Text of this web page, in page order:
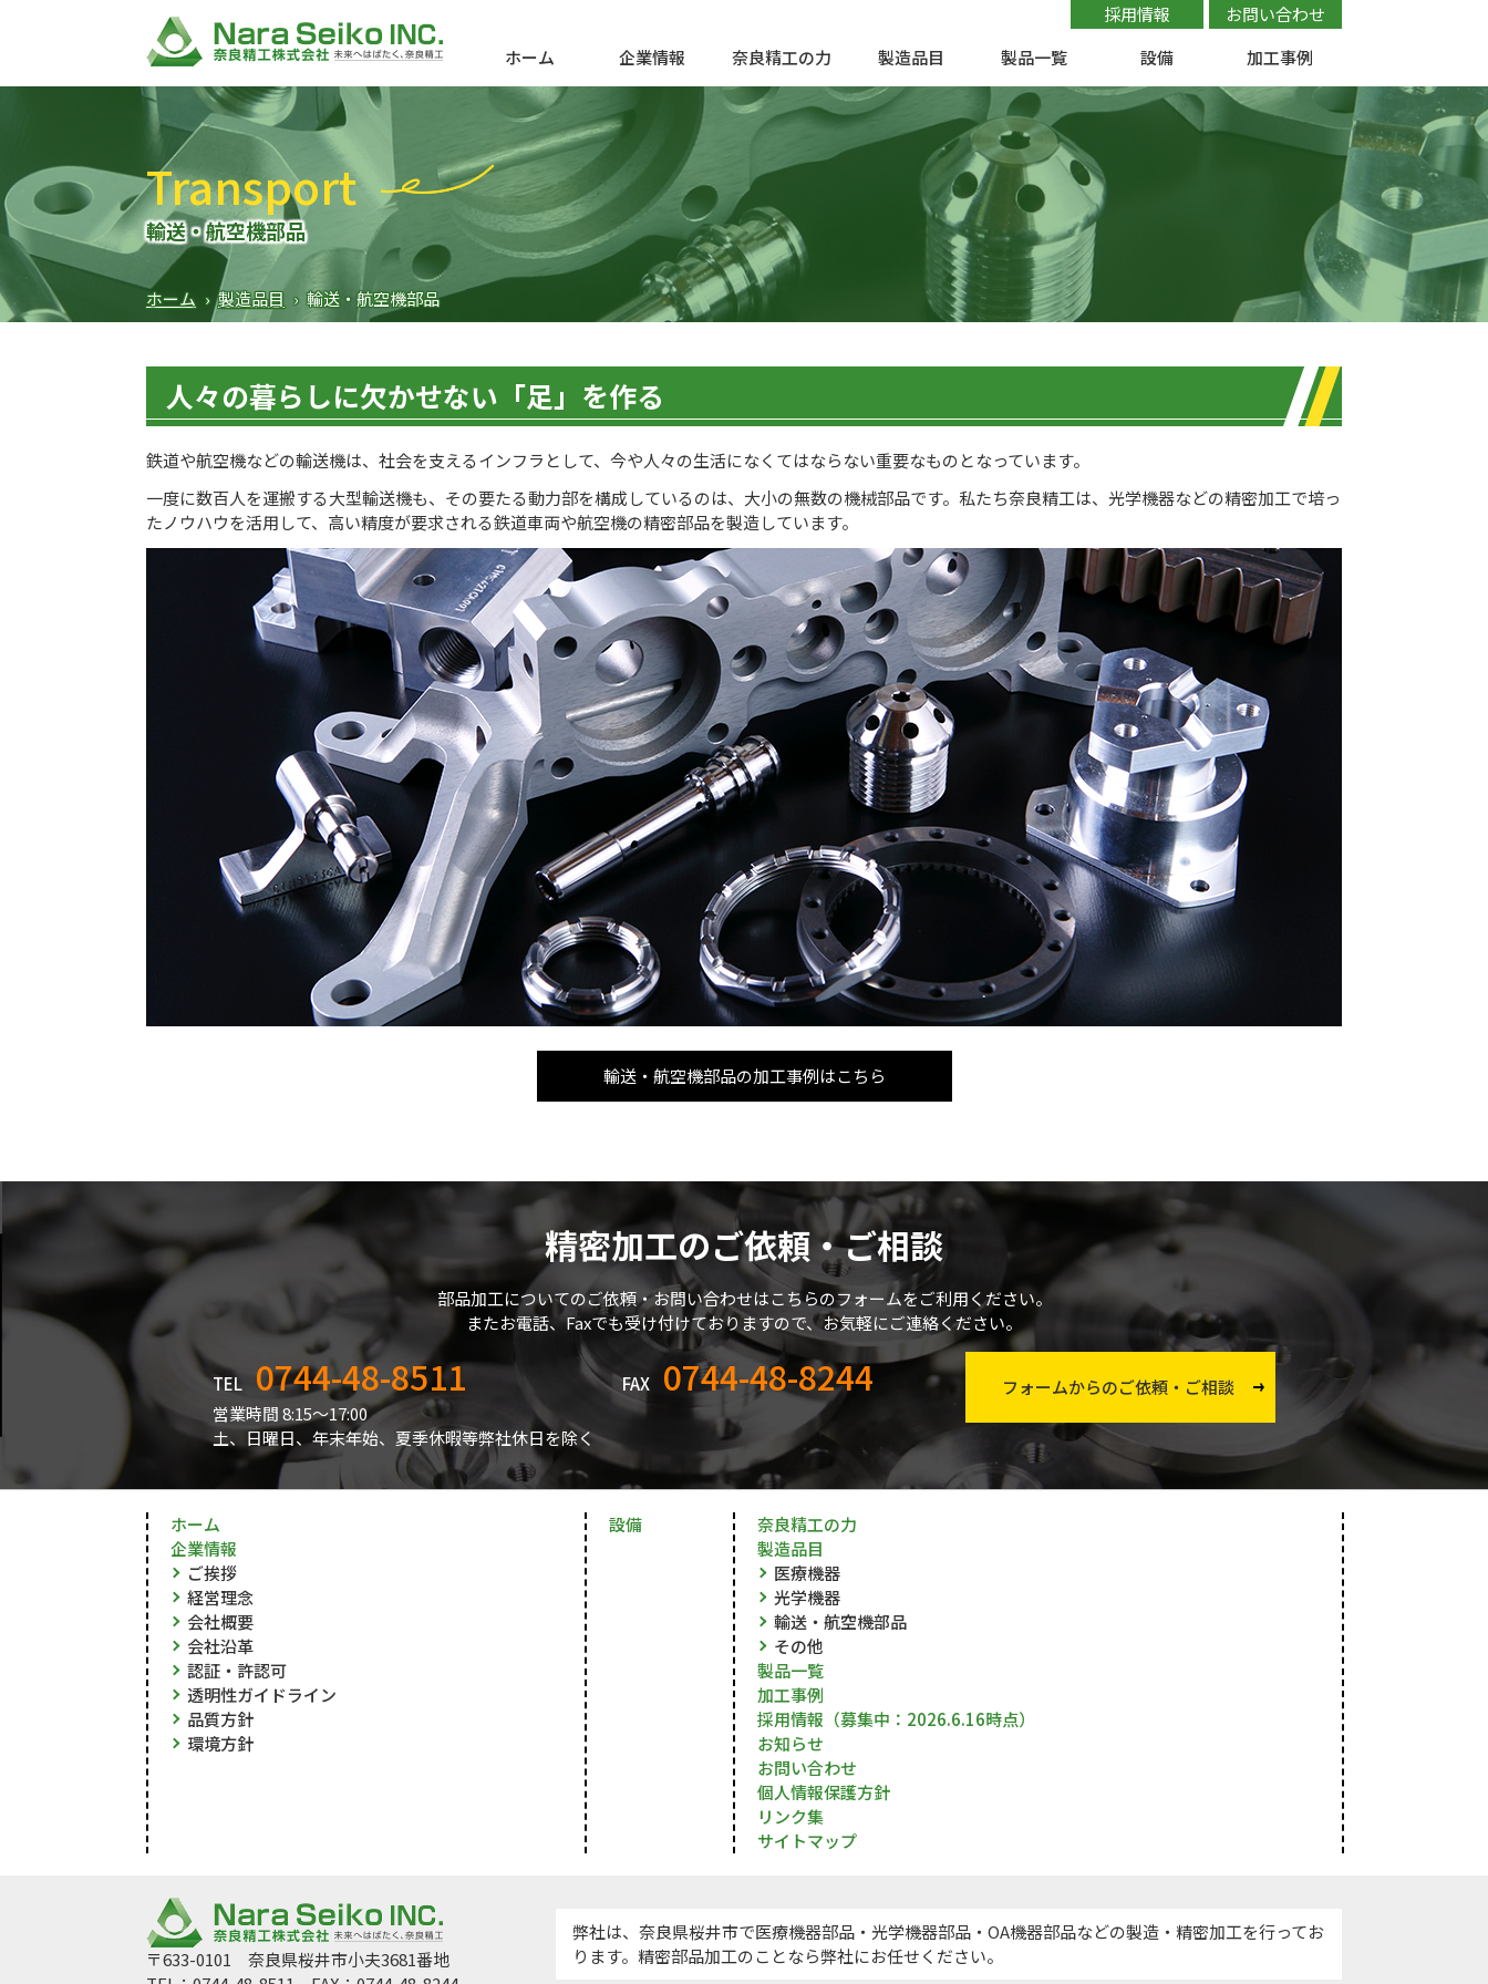
採用情報
お問い合わせ
ホーム
企業情報 奈良精工の力 製造品目 製品一覧 設備 加工事例
Transport
輸送・航空機部品
ホーム › 製造品目 › 輸送・航空機部品
人々の暮らしに欠かせない「足」を作る
鉄道や航空機などの輸送機は、社会を支えるインフラとして、今や人々の生活になくてはならない重要なものとなっています。
一度に数百人を運搬する大型輸送機も、その要たる動力部を構成しているのは、大小の無数の機械部品です。私たち奈良精工は、光学機器などの精密加工で培っ
たノウハウを活用して、高い精度が要求される鉄道車両や航空機の精密部品を製造しています。
輸送・航空機部品の加工事例はこちら
精密加工のご依頼・ご相談
部品加工についてのご依頼・お問い合わせはこちらのフォームをご利用ください。
またお電話、Faxでも受け付けておりますので、お気軽にご連絡ください。
TEL 0744-48-8511
営業時間 8:15～17:00
土、日曜日、年末年始、夏季休暇等弊社休日を除く
FAX 0744-48-8244 フォームからのご依頼・ご相談
ホーム
企業情報
ご挨拶
経営理念
会社概要
会社沿革
認証・許認可
透明性ガイドライン
品質方針
環境方針
設備
奈良精工の力
製造品目
医療機器
光学機器
輸送・航空機部品
その他
製品一覧
加工事例
採用情報（募集中：2026.6.16時点）
お知らせ
お問い合わせ
個人情報保護方針
リンク集
サイトマップ
〒633-0101 奈良県桜井市小夫3681番地
弊社は、奈良県桜井市で医療機器部品・光学機器部品・OA機器部品などの製造・精密加工を行ってお
ります。精密部品加工のことなら弊社にお任せください。